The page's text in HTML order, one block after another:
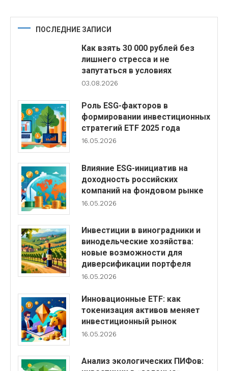
ПОСЛЕДНИЕ ЗАПИСИ
Как взять 30 000 рублей без
лишнего стресса и не
запутаться в условиях
03.08.2026
Роль ESG-факторов в
формировании инвестиционных
стратегий ETF 2025 года
16.05.2026
Влияние ESG-инициатив на
доходность российских
компаний на фондовом рынке
16.05.2026
Инвестиции в виноградники и
винодельческие хозяйства:
новые возможности для
диверсификации портфеля
16.05.2026
Инновационные ETF: как
токенизация активов меняет
инвестиционный рынок
16.05.2026
Анализ экологических ПИФов: